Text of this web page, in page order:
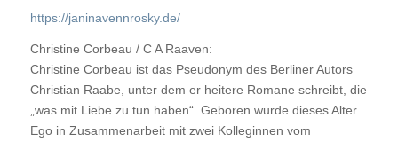
https://janinavennrosky.de/
Christine Corbeau / C A Raaven:
Christine Corbeau ist das Pseudonym des Berliner Autors
Christian Raabe, unter dem er heitere Romane schreibt, die
„was mit Liebe zu tun haben“. Geboren wurde dieses Alter
Ego in Zusammenarbeit mit zwei Kolleginnen vom